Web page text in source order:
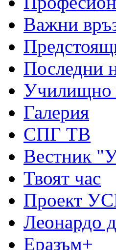
Важни
Последни
Училищно
Галерия
СПГ ТВ
Вестник
Твоят час
Проект
Леонардо
Еразъм+